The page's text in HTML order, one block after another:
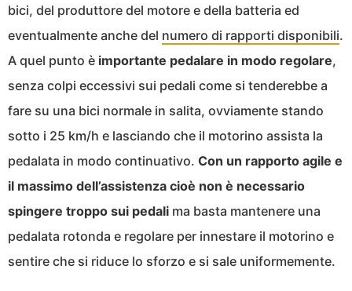
bici, del produttore del motore e della batteria ed
eventualmente anche del numero di rapporti disponibili.
A quel punto è importante pedalare in modo regolare,
senza colpi eccessivi sui pedali come si tenderebbe a
fare su una bici normale in salita, ovviamente stando
sotto i 25 km/h e lasciando che il motorino assista la
pedalata in modo continuativo. Con un rapporto agile e
il massimo dell’assistenza cioè non è necessario
spingere troppo sui pedali ma basta mantenere una
pedalata rotonda e regolare per innestare il motorino e
sentire che si riduce lo sforzo e si sale uniformemente.